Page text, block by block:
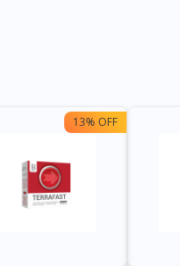
13% OFF